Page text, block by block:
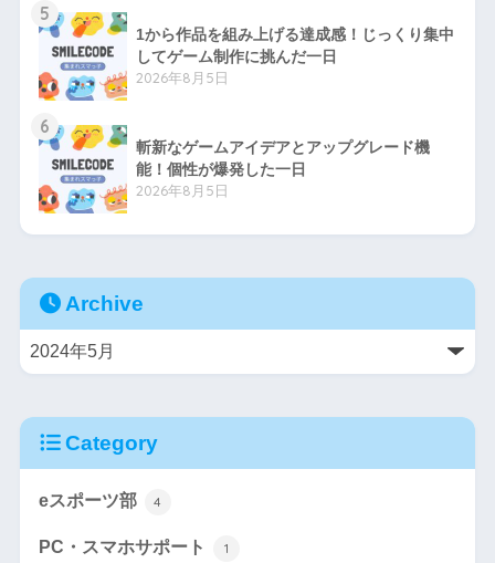
5
1から作品を組み上げる達成感！じっくり集中
してゲーム制作に挑んだ一日
2026年8月5日
6
斬新なゲームアイデアとアップグレード機
能！個性が爆発した一日
2026年8月5日
Archive
Category
eスポーツ部 4
PC・スマホサポート 1